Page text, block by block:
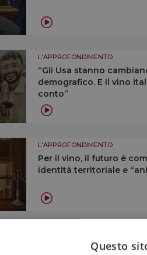
L'APPROFONDIMENTO
“Gli Usa stanno
demografico. E il vino
conto”
L'APPROFONDIMENTO
Per il vino, il futuro è
identità territoriale e
“Dovremmo cercare di
Questo